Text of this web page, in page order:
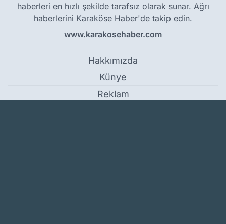
haberleri en hızlı şekilde tarafsız olarak sunar. Ağrı
haberlerini Karaköse Haber'de takip edin.
www.karakosehaber.com
Hakkımızda
Künye
Reklam